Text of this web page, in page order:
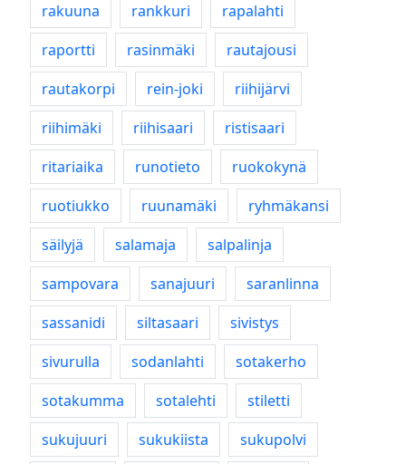
rakuuna
rankkuri
rapalahti
raportti
rasinmäki
rautajousi
rautakorpi
rein-joki
riihijärvi
riihimäki
riihisaari
ristisaari
ritariaika
runotieto
ruokokynä
ruotiukko
ruunamäki
ryhmäkansi
säilyjä
salamaja
salpalinja
sampovara
sanajuuri
saranlinna
sassanidi
siltasaari
sivistys
sivurulla
sodanlahti
sotakerho
sotakumma
sotalehti
stiletti
sukujuuri
sukukiista
sukupolvi